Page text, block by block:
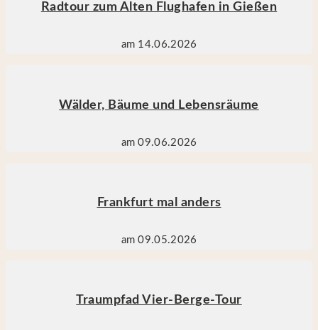
Radtour zum Alten Flughafen in Gießen
am 14.06.2026
Wälder, Bäume und Lebensräume
am 09.06.2026
Frankfurt mal anders
am 09.05.2026
Traumpfad Vier-Berge-Tour